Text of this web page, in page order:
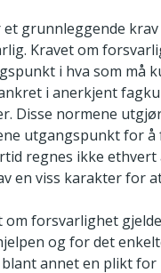
et grunnleggende
Kravet om
i hva som må
i anerkjent
Disse normene
utgangspunkt for
regnes ikke
en viss karakter for
om forsvarlighet
og for det
annet en plikt